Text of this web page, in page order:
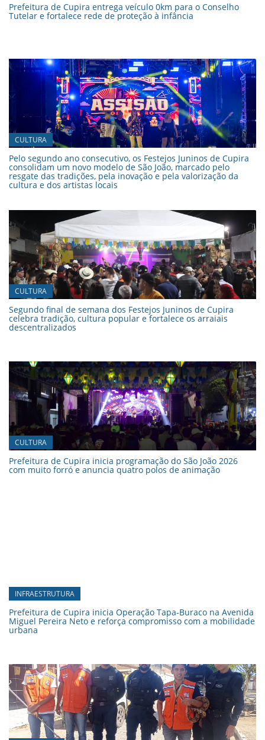
Prefeitura de Cupira entrega veículo 0km para o Conselho
Tutelar e fortalece rede de proteção à infância
CULTURA
Pelo segundo ano consecutivo, os Festejos Juninos de Cupira
consolidam um novo modelo de São João, marcado pelo
resgate das tradições, pela inovação e pela valorização da
cultura e dos artistas locais
CULTURA
Segundo final de semana dos Festejos Juninos de Cupira
celebra tradição, cultura popular e fortalece os arraiais
descentralizados
CULTURA
Prefeitura de Cupira inicia programação do São João 2026
com muito forró e anuncia quatro polos de animação
INFRAESTRUTURA
Prefeitura de Cupira inicia Operação Tapa-Buraco na Avenida
Miguel Pereira Neto e reforça compromisso com a mobilidade
urbana